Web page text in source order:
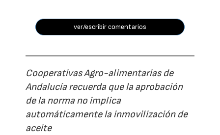
ver/escribir comentarios
Cooperativas Agro-alimentarias de
Andalucía recuerda que la aprobación
de la norma no implica
automáticamente la inmovilización de
aceite